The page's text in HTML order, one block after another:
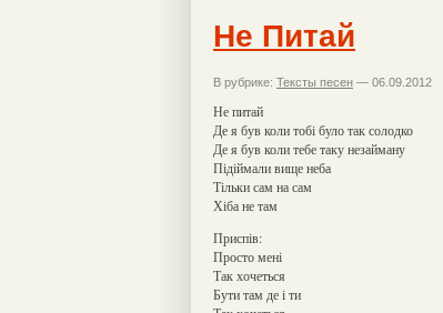
Не Питай
В рубрике: Тексты песен — 06.09.2012
Не питай
Де я був коли тобі було так солодко
Де я був коли тебе таку незайману
Підіймали вище неба
Тільки сам на сам
Хіба не там
Приспів:
Просто мені
Так хочеться
Бути там де і ти